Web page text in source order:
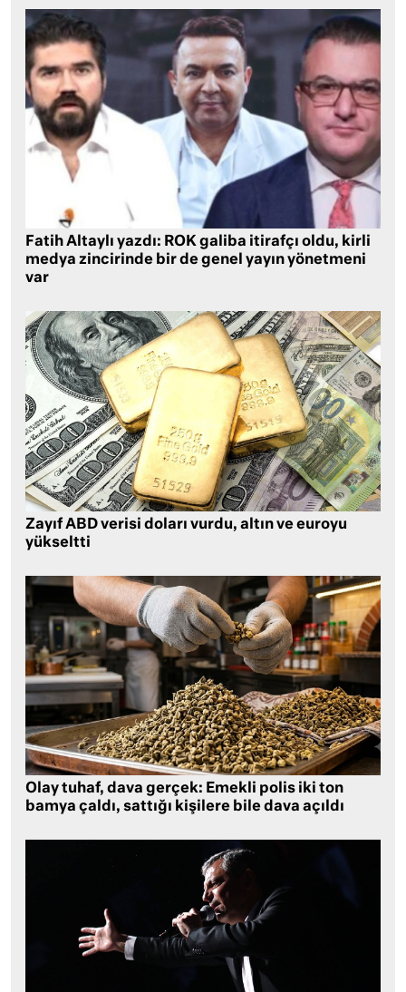
Fatih Altaylı yazdı: ROK galiba itirafçı oldu, kirli
medya zincirinde bir de genel yayın yönetmeni
var
Zayıf ABD verisi doları vurdu, altın ve euroyu
yükseltti
Olay tuhaf, dava gerçek: Emekli polis iki ton
bamya çaldı, sattığı kişilere bile dava açıldı